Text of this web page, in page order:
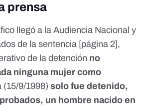
prensa
llegó a la Audiencia Nacional y
de la sentencia [página 2],
de la detención no
ninguna mujer como
(15/9/1998) solo fue detenido,
un hombre nacido en